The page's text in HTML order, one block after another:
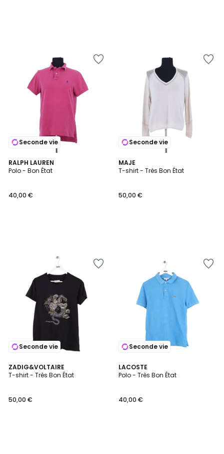
Seconde vie
RALPH LAUREN
Polo - Bon État
40,00 €
Seconde vie
MAJE
T-shirt - Très Bon État
50,00 €
Seconde vie
ZADIG&VOLTAIRE
T-shirt - Très Bon État
50,00 €
Seconde vie
LACOSTE
Polo - Très Bon État
40,00 €